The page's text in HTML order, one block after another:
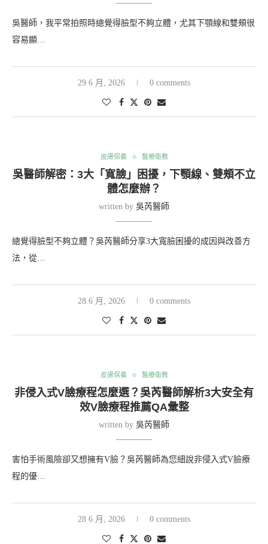
吳醫師，我平常拍照時總覺得臉型不夠立體，尤其下顎線和雙頰很
容易顯…
29 6 月, 2026 0 comments
皮膚保養 醫療衛教
吳醫師解密：3大「寬臉」困擾，下顎線、雙頰不立
體怎麼辦？
written by 吳芮醫師
總覺得臉型不夠立體？吳芮醫師分享3大寬臉困擾的成因與改善方
法，從…
28 6 月, 2026 0 comments
皮膚保養 醫療衛教
非侵入式V臉療程怎麼選？吳芮醫師解析3大安全有
效V臉療程推薦QA彙整
written by 吳芮醫師
害怕手術風險卻又想擁有V臉？吳芮醫師為您細說非侵入式V臉療
程的優…
28 6 月, 2026 0 comments